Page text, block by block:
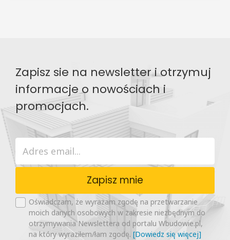
Zapisz sie na newsletter i otrzymuj
informacje o nowościach i
promocjach.
Zapisz mnie
Oświadczam, że wyrażam zgodę na przetwarzanie
moich danych osobowych w zakresie niezbędnym do
otrzymywania Newslettera od portalu Wbudowie.pl,
na który wyraziłem/łam zgodę. [Dowiedz się więcej]